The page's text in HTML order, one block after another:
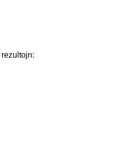
rezultojn: